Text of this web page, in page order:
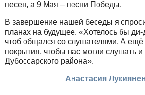
песен, а 9 Мая – песни Победы.
В завершение нашей беседы я
планах на будущее. «Хотелось бы
чтоб общался со слушателями. А
покрытия, чтобы нас могли слушать и
Дубоссарского района».
Анастасия